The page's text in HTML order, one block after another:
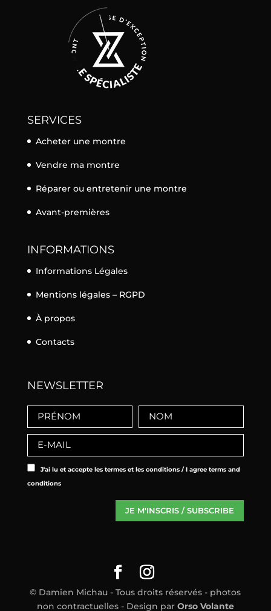
SERVICES
Acheter une montre
Vendre ma montre
Réparer ou entretenir une montre
Avant-premières
INFORMATIONS
Informations Légales
Mentions légales – RGPD
À propos
Contacts
NEWSLETTER
J'ai lu et accepte les termes et les conditions / I agree terms and
conditions
© Damien Michau - Tous droits réservés - photos
non contractuelles - Design par Orso Volante